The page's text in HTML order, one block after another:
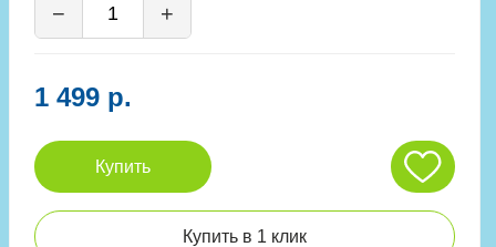
− +
1 499 р.
Купить
Купить в 1 клик